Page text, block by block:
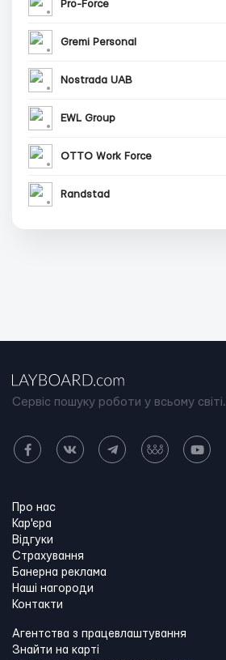
Pro-Force
Gremi Personal
Nostrada UAB
EWL Group
OTTO Work Force
Randstad
Сервіс пошуку роботи у всьому світі.
Про нас
Кар'єра
Відгуки
Страхування
Банерна реклама
Наші нагороди
Контакти
Агентства з працевлаштування
Знайти на карті